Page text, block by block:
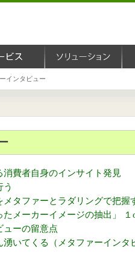
インタビュー
消費者自身のインサイト発見
う
メタファーとラダリングで把握
たメーカーイメージの抽出」
ューの留意点
湧いてくる（メタファーインタ